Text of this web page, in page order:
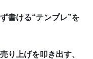
書ける“テンプレ”を
り上げを叩き出す、